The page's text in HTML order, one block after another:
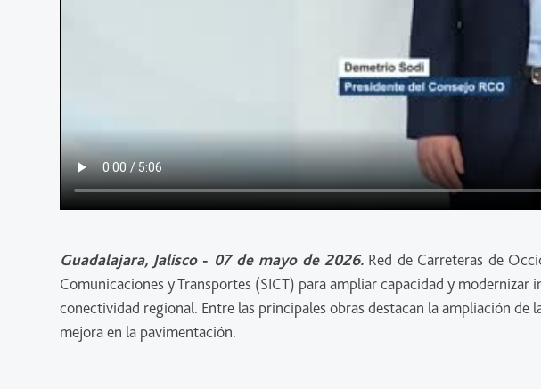
Guadalajara, Jalisco- 07 de mayo de 2026.Red de Carreteras de
Comunicaciones y Transportes (SICT) para ampliar capacidad y
conectividad regional. Entre las principales obras destacan la ampliación
mejora en la pavimentación.